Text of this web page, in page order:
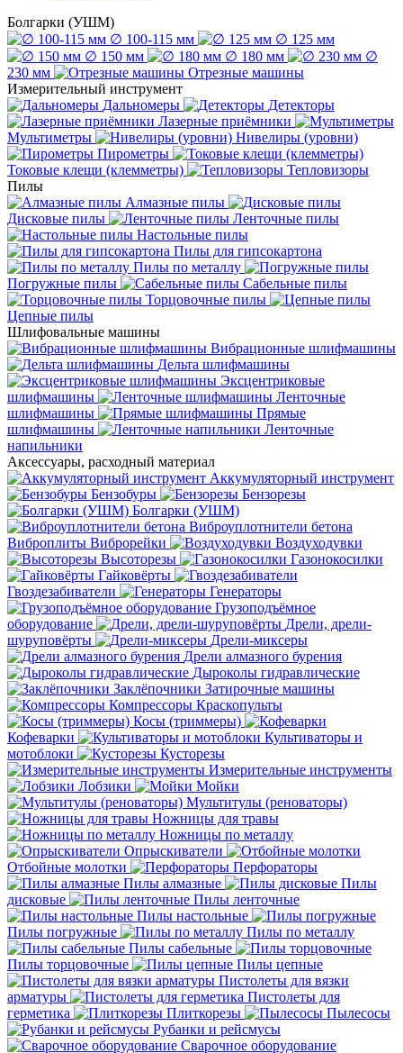
Болгарки (УШМ)
∅ 100-115 мм
∅ 125 мм
∅ 150 мм
∅ 180 мм
∅
230 мм
Отрезные машины
Измерительный инструмент
Дальномеры
Детекторы
Лазерные приёмники
Мультиметры
Нивелиры (уровни)
Пирометры
Токовые клещи (клемметры)
Тепловизоры
Пилы
Алмазные пилы
Дисковые пилы
Ленточные пилы
Настольные пилы
Пилы для гипсокартона
Пилы по металлу
Погружные пилы
Сабельные пилы
Торцовочные пилы
Цепные пилы
Шлифовальные машины
Вибрационные шлифмашины
Дельта шлифмашины
Эксцентриковые
шлифмашины
Ленточные
шлифмашины
Прямые
шлифмашины
Ленточные
напильники
Аксессуары, расходный материал
Аккумуляторный инструмент
Бензобуры
Бензорезы
Болгарки (УШМ)
Виброуплотнители бетона
Виброплиты Виброрейки
Воздуходувки
Высоторезы
Газонокосилки
Гайковёрты
Гвоздезабиватели
Генераторы
Грузоподъёмное
оборудование
Дрели, дрели-
шуруповёрты
Дрели-миксеры
Дрели алмазного бурения
Дыроколы гидравлические
Заклёпочники Затирочные машины
Компрессоры Краскопульты
Косы (триммеры)
Кофеварки
Культиваторы и
мотоблоки
Кусторезы
Измерительные инструменты
Лобзики
Мойки
Мультитулы (реноваторы)
Ножницы для травы
Ножницы по металлу
Опрыскиватели
Отбойные молотки
Перфораторы
Пилы алмазные
Пилы
дисковые
Пилы ленточные
Пилы настольные
Пилы погружные
Пилы по металлу
Пилы сабельные
Пилы торцовочные
Пилы цепные
Пистолеты для вязки
арматуры
Пистолеты для
герметика
Плиткорезы
Пылесосы
Рубанки и рейсмусы
Сварочное оборудование